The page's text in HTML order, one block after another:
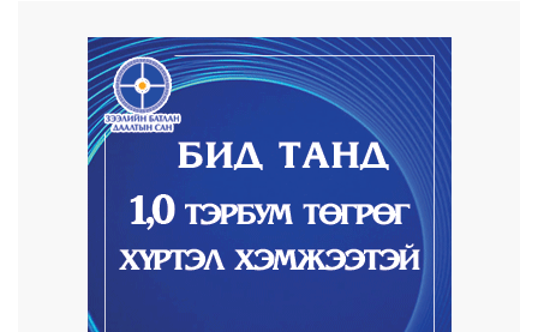
2026/08/07
Автомашины улсын дугаар сондгой
тоогоор төгссөн ...
Улаанбаатарт өдөртөө 30 хэм дулаан